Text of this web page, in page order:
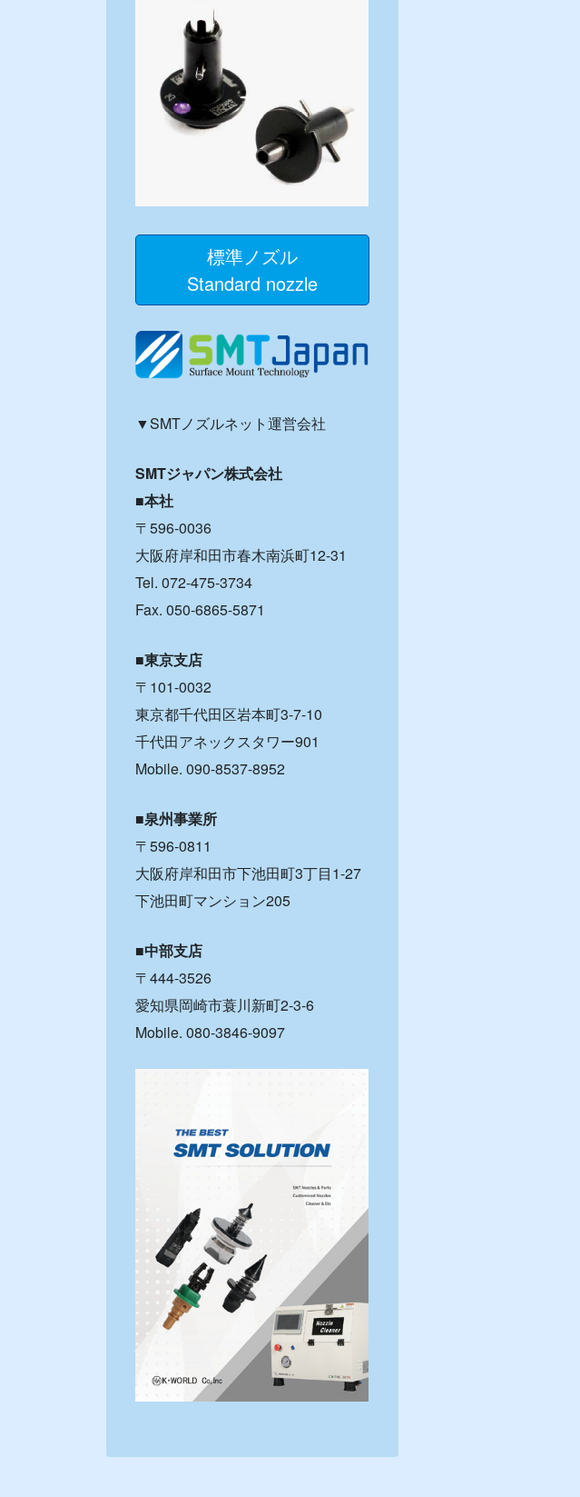
標準ノズル
Standard nozzle
▼SMTノズルネット運営会社
SMTジャパン株式会社
■本社
〒596-0036
大阪府岸和田市春木南浜町12-31
Tel. 072-475-3734
Fax. 050-6865-5871
■東京支店
〒101-0032
東京都千代田区岩本町3-7-10
千代田アネックスタワー901
Mobile. 090-8537-8952
■泉州事業所
〒596-0811
大阪府岸和田市下池田町3丁目1-27
下池田町マンション205
■中部支店
〒444-3526
愛知県岡崎市蓑川新町2-3-6
Mobile. 080-3846-9097